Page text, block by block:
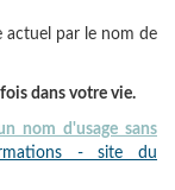
par le nom de
dans votre vie.
nom d'usage sans
- site du